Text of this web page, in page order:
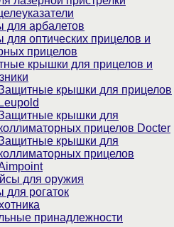
для арбалетов
для оптических прицелов и
прицелов
крышки для прицелов и
крышки для прицелов
Leupold
крышки для
прицелов Docter
крышки для
прицелов
для оружия
для рогаток
принадлежности